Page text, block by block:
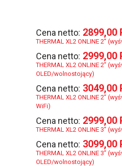
Cena netto: 2899,00
THERMAL XL2 ONLINE 2”
Cena netto: 2999,00
THERMAL XL2 ONLINE 2”
OLED/wolnostojący)
Cena netto: 3049,00
THERMAL XL2 ONLINE 2”
WiFi)
Cena netto: 2999,00
THERMAL XL2 ONLINE 3”
Cena netto: 3099,00
THERMAL XL2 ONLINE 3”
OLED/wolnostojący)